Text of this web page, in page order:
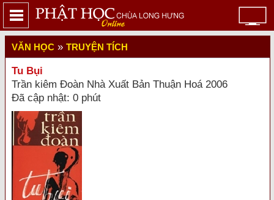
VĂN HỌC » TRUYỆN TÍCH
Tu Bụi
Trần kiêm Đoàn Nhà Xuất Bản Thuận Hoá 2006
Đã cập nhật: 0 phút